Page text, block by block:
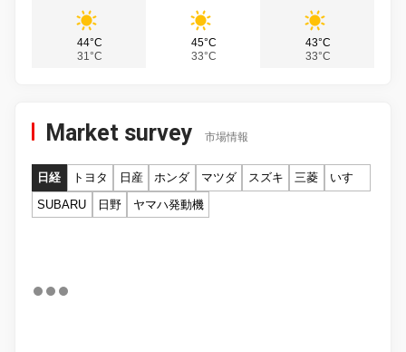
44°C
31°C
45°C
33°C
43°C
33°C
Market survey 市場情報
日経 トヨタ 日産 ホンダ マツダ スズキ 三菱
いすゞ
SUBARU
日野 ヤマハ発動機